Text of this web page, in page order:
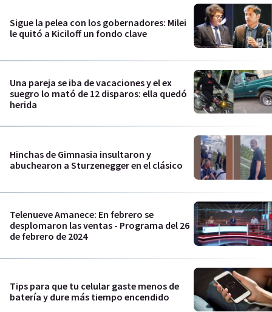
Sigue la pelea con los gobernadores: Milei
le quitó a Kiciloff un fondo clave
Una pareja se iba de vacaciones y el ex
suegro lo mató de 12 disparos: ella quedó
herida
Hinchas de Gimnasia insultaron y
abuchearon a Sturzenegger en el clásico
Telenueve Amanece: En febrero se
desplomaron las ventas - Programa del 26
de febrero de 2024
Tips para que tu celular gaste menos de
batería y dure más tiempo encendido